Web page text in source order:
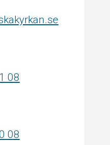
08
08